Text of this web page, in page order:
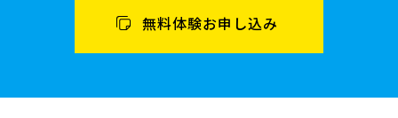
無料体験お申し込み